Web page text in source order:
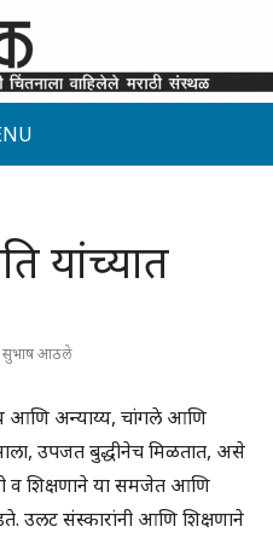
यांच्यात
सुभाष आठले
आणि अन्याय्य, चांगले आणि
उपजत बुद्धीनेच मिळतात, असे
व शिक्षणाने या समजेत आणि
उलट संस्कारांनी आणि शिक्षणाने